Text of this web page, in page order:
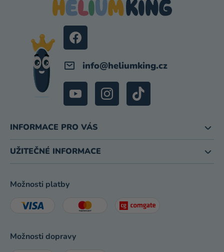
info@heliumking.cz
INFORMACE PRO VÁS
UŽITEČNÉ INFORMACE
Možnosti platby
Možnosti dopravy